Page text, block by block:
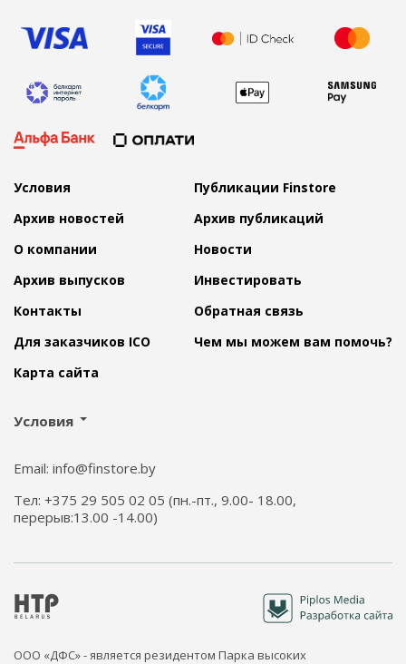
Условия
Публикации Finstore
Архив новостей
Архив публикаций
О компании
Новости
Архив выпусков
Инвестировать
Контакты
Обратная связь
Для заказчиков ICO
Чем мы можем вам помочь?
Карта сайта
Условия
Email: info@finstore.by
Тел: +375 29 505 02 05 (пн.-пт., 9.00- 18.00,
перерыв:13.00 -14.00)
ООО «ДФС» - является резидентом Парка высоких